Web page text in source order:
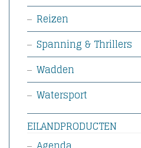
Reizen
Spanning & Thrillers
Wadden
Watersport
EILANDPRODUCTEN